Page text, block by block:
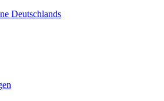
Deutschlands